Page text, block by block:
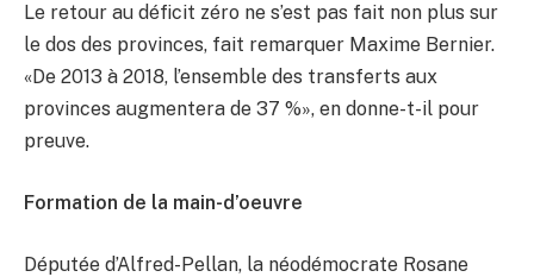
Le retour au déficit zéro ne s’est pas fait non plus sur
le dos des provinces, fait remarquer Maxime Bernier.
«De 2013 à 2018, l’ensemble des transferts aux
provinces augmentera de 37 %», en donne-t-il pour
preuve.
Formation de la main-d’oeuvre
Députée d’Alfred-Pellan, la néodémocrate Rosane